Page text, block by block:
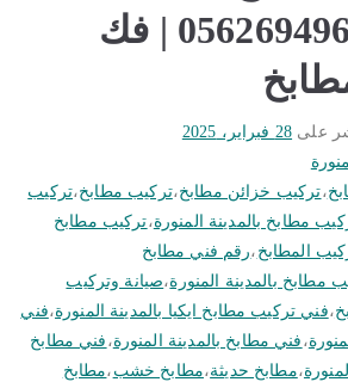
المنورة | 0562694961 | فك
على 28 فبراير، 2025
،تركيب خزائن مطابخ،تركيب مطابخ،تركيب
مطابخ بالمدينة المنورة،تركيب مطابخ
المطابخ ،رقم فني مطابخ
مطابخ بالمدينة المنورة،صيانة وتركيب
،فني تركيب مطابخ ايكيا بالمدينة المنورة،فني
، فني مطابخ بالمدينة المنورة، فني مطابخ
،مطابخ حديثة،مطابخ خشب ،مطابخ